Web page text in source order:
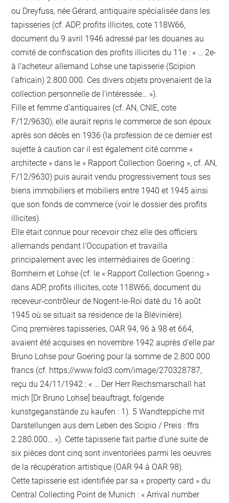
ou Dreyfuss, née Gérard, antiquaire spécialisée dans les
tapisseries (cf. ADP, profits illicites, cote 118W66,
document du 9 avril 1946 adressé par les douanes au
comité de confiscation des profits illicites du 11e : « … 2e-
à l’acheteur allemand Lohse une tapisserie (Scipion
l’africain) 2.800.000. Ces divers objets provenaient de la
collection personnelle de l’intéressée… »).
Fille et femme d’antiquaires (cf. AN, CNIE, cote
F/12/9630), elle aurait repris le commerce de son époux
après son décès en 1936 (la profession de ce dernier est
sujette à caution car il est également cité comme «
architecte » dans le « Rapport Collection Goering », cf. AN,
F/12/9630) puis aurait vendu progressivement tous ses
biens immobiliers et mobiliers entre 1940 et 1945 ainsi
que son fonds de commerce (voir le dossier des profits
illicites).
Elle était connue pour recevoir chez elle des officiers
allemands pendant l’Occupation et travailla
principalement avec les intermédiaires de Goering :
Bornheim et Lohse (cf. le « Rapport Collection Goering »
dans ADP, profits illicites, cote 118W66, document du
receveur-contrôleur de Nogent-le-Roi daté du 16 août
1945 où se situait sa résidence de la Blévinière).
Cinq premières tapisseries, OAR 94, 96 à 98 et 664,
avaient été acquises en novembre 1942 auprès d’elle par
Bruno Lohse pour Goering pour la somme de 2.800.000
francs (cf. https://www.fold3.com/image/270328787,
reçu du 24/11/1942 : « … Der Herr Reichsmarschall hat
mich [Dr Bruno Lohse] beauftragt, folgende
kunstgeganstände zu kaufen : 1). 5 Wandteppiche mit
Darstellungen aus dem Leben des Scipio / Preis : ffrs
2.280.000… »). Cette tapisserie fait partie d'une suite de
six pièces dont cinq sont inventoriées parmi les oeuvres
de la récupération artistique (OAR 94 à OAR 98).
Cette tapisserie est identifiée par sa « property card » du
Central Collecting Point de Munich : « Arrival number